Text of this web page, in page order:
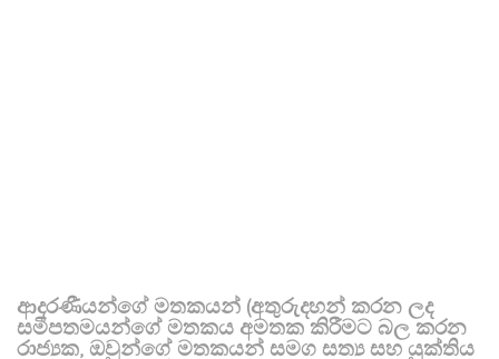
ආදරණීයන්ගේ මතකයන් (අතුරුදහන් කරන ලද
සමීපතමයන්ගේ මතකය අමතක කිරීමට බල කරන
රාජ්‍යක, ඔවුන්ගේ මතකයන් සමග සත්‍ය සහ යුක්තිය